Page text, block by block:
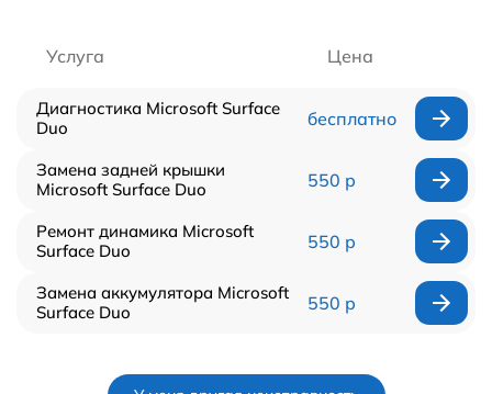
Услуга Цена
Диагностика Microsoft Surface
Duo
бесплатно
Замена задней крышки
Microsoft Surface Duo
550 р
Ремонт динамика Microsoft
Surface Duo
550 р
Замена аккумулятора Microsoft
Surface Duo
550 р